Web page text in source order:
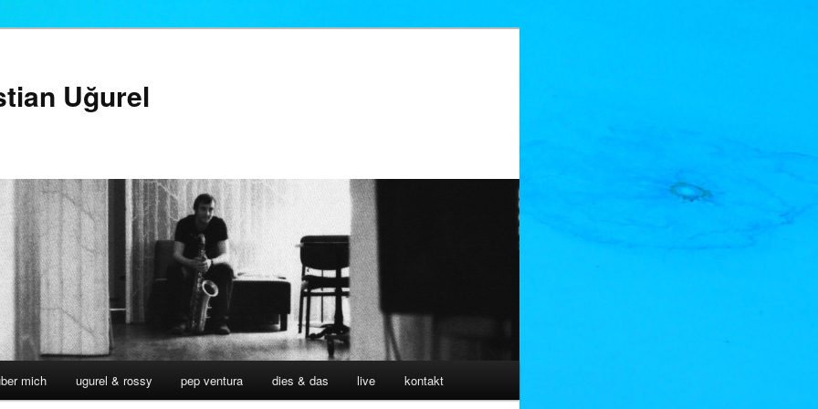
Uğurel
mich ugurel & rossy pep ventura dies & das live kontakt